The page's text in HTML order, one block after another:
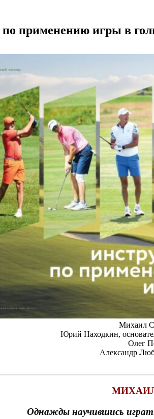
применению игры в
Михаил
Юрий Находкин,
Олег
Александр
Однажды научившись